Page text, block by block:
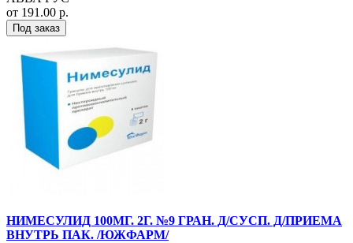
от 191.00 р.
Под заказ
НИМЕСУЛИД 100МГ. 2Г. №9 ГРАН. Д/СУСП. Д/ПРИЕМА
ВНУТРЬ ПАК. /ЮЖФАРМ/